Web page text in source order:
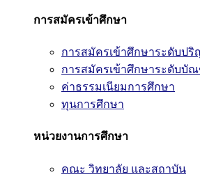
การสมัครเข้าศึกษา
การสมัครเข้าศึกษาระดับป
การสมัครเข้าศึกษาระดับบั
ค่าธรรมเนียมการศึกษา
ทุนการศึกษา
หน่วยงานการศึกษา
คณะ วิทยาลัย และสถาบัน